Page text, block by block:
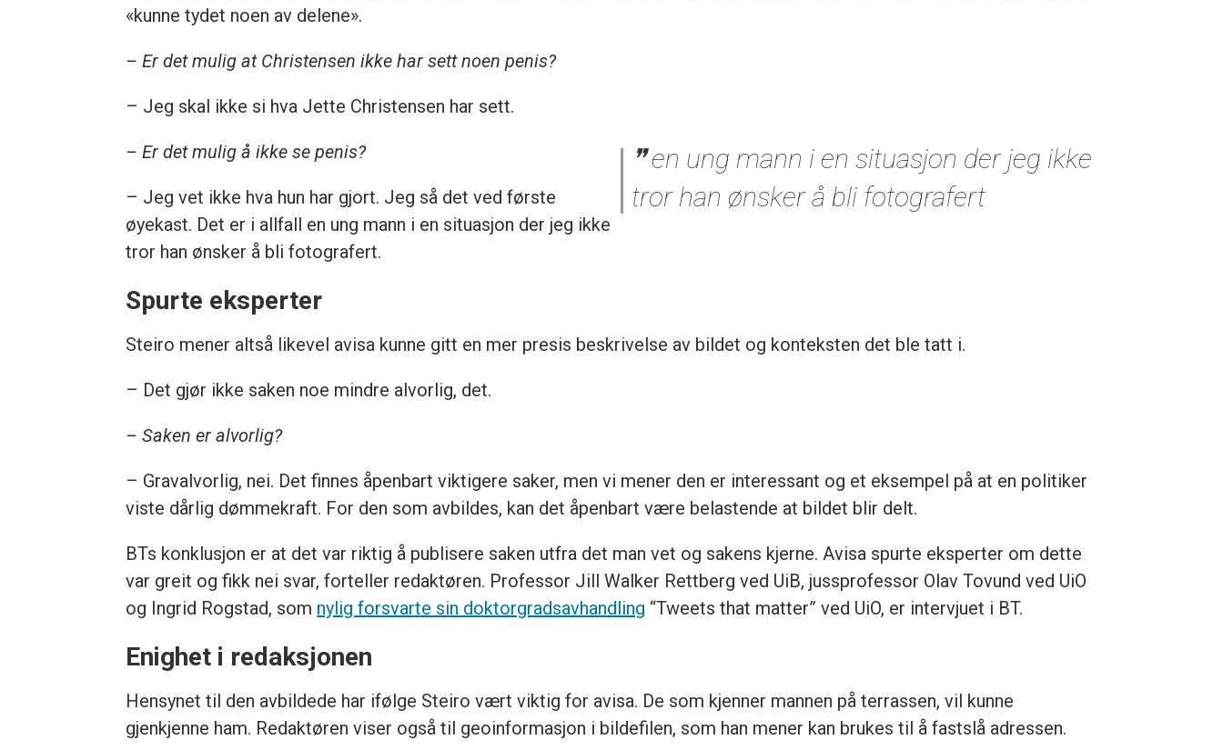
«kunne tydet noen av delene».
– Er det mulig at Christensen ikke har sett noen penis?
– Jeg skal ikke si hva Jette Christensen har sett.
en ung mann i en situasjon der jeg ikke
tror han ønsker å bli foto­grafert
– Er det mulig å ikke se penis?
– Jeg vet ikke hva hun har gjort. Jeg så det ved første
øyekast. Det er i allfall en ung mann i en situasjon der jeg ikke
tror han ønsker å bli fotografert.
Spurte eksperter
Steiro mener altså likevel avisa kunne gitt en mer presis beskrivelse av bildet og konteksten det ble tatt i.
– Det gjør ikke saken noe mindre alvorlig, det.
– Saken er alvorlig?
– Gravalvorlig, nei. Det finnes åpenbart viktigere saker, men vi mener den er interessant og et eksempel på at en politiker
viste dårlig dømmekraft. For den som avbildes, kan det åpenbart være belastende at bildet blir delt.
BTs konklusjon er at det var riktig å publisere saken utfra det man vet og sakens kjerne. Avisa spurte eksperter om dette
var greit og fikk nei svar, forteller redaktøren. Professor Jill Walker Rettberg ved UiB, jussprofessor Olav Tovund ved UiO
og Ingrid Rogstad, som nylig forsvarte sin doktorgradsavhandling “Tweets that matter” ved UiO, er intervjuet i BT.
Enighet i redaksjonen
Hensynet til den avbildede har ifølge Steiro vært viktig for avisa. De som kjenner mannen på terrassen, vil kunne
gjenkjenne ham. Redaktøren viser også til geoinformasjon i bildefilen, som han mener kan brukes til å fastslå adressen.